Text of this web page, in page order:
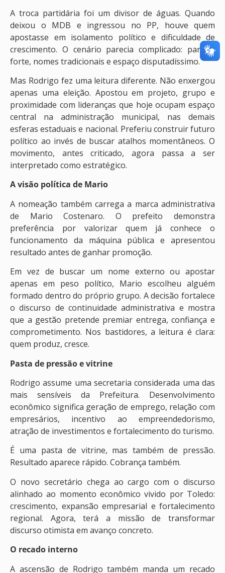
A troca partidária foi um divisor de águas. Quando
deixou o MDB e ingressou no PP, houve quem
apostasse em isolamento político e dificuldade de
crescimento. O cenário parecia complicado: partido
forte, nomes tradicionais e espaço disputadíssimo.
Mas Rodrigo fez uma leitura diferente. Não enxergou
apenas uma eleição. Apostou em projeto, grupo e
proximidade com lideranças que hoje ocupam espaço
central na administração municipal, nas demais
esferas estaduais e nacional. Preferiu construir futuro
político ao invés de buscar atalhos momentâneos. O
movimento, antes criticado, agora passa a ser
interpretado como estratégico.
A visão política de Mario
A nomeação também carrega a marca administrativa
de Mario Costenaro. O prefeito demonstra
preferência por valorizar quem já conhece o
funcionamento da máquina pública e apresentou
resultado antes de ganhar promoção.
Em vez de buscar um nome externo ou apostar
apenas em peso político, Mario escolheu alguém
formado dentro do próprio grupo. A decisão fortalece
o discurso de continuidade administrativa e mostra
que a gestão pretende premiar entrega, confiança e
comprometimento. Nos bastidores, a leitura é clara:
quem produz, cresce.
Pasta de pressão e vitrine
Rodrigo assume uma secretaria considerada uma das
mais sensíveis da Prefeitura. Desenvolvimento
econômico significa geração de emprego, relação com
empresários, incentivo ao empreendedorismo,
atração de investimentos e fortalecimento do turismo.
É uma pasta de vitrine, mas também de pressão.
Resultado aparece rápido. Cobrança também.
O novo secretário chega ao cargo com o discurso
alinhado ao momento econômico vivido por Toledo:
crescimento, expansão empresarial e fortalecimento
regional. Agora, terá a missão de transformar
discurso otimista em avanço concreto.
O recado interno
A ascensão de Rodrigo também manda um recado